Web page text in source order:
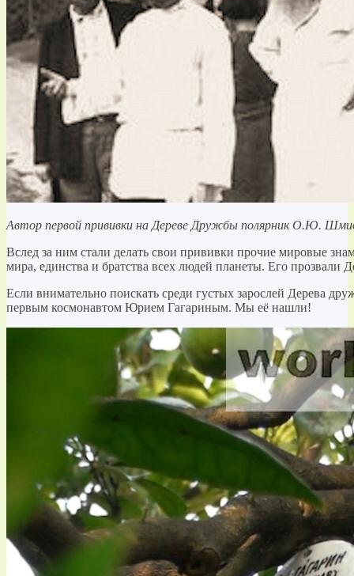
Автор первой прививки на Дереве Дружбы полярник О.Ю.
Вслед за ним стали делать свои прививки прочие мировые
мира, единства и братства всех людей планеты. Его прозвали
Если внимательно поискать среди густых зарослей Дерева
первым космонавтом Юрием Гагариным. Мы её нашли!